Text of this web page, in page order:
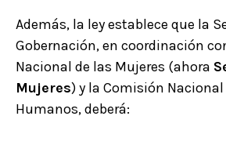
Además, la ley establece que la
Gobernación, en coordinación
Nacional de las Mujeres (ahora
Mujeres) y la Comisión Nacional
Humanos, deberá: